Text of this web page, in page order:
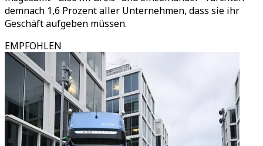
demnach 1,6 Prozent aller Unternehmen, dass sie ihr
Geschäft aufgeben müssen.
EMPFOHLEN